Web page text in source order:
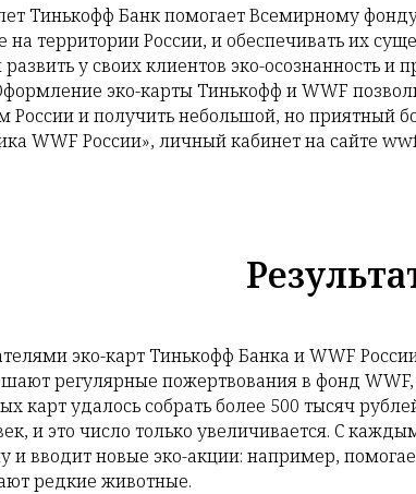
Тинькофф Банк помогает Всемирному
территории России, и обеспечивать их
у своих клиентов эко-осознанность и
эко-карты Тинькофф и WWF
России и получить небольшой, но приятный
WWF России», личный кабинет на сайте
эко-карт Тинькофф Банка и WWF
регулярные пожертвования в фонд
карт удалось собрать более 500 тысяч
и это число только увеличивается. С
вводит новые эко-акции: например,
редкие животные.